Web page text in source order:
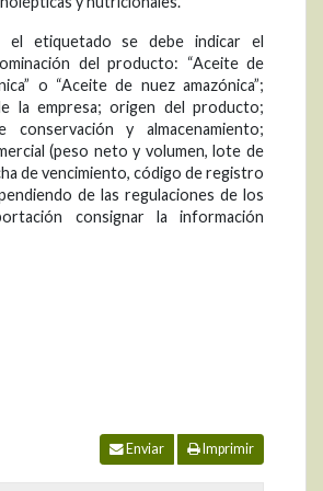
el etiquetado se debe indicar el
del producto: “Aceite de
o “Aceite de nuez amazónica”;
la empresa; origen del producto;
conservación y almacenamiento;
(peso neto y volumen, lote de
de vencimiento, código de registro
de las regulaciones de los
consignar la información
Enviar Imprimir